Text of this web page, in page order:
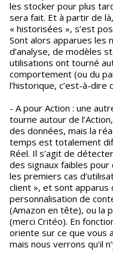
les stocker pour plus
sera fait. Et à partir de
« historisées », s’est
Sont alors apparues les
d’analyse, de modèles
utilisations ont tourné
comportement (ou du
l’historique, c’est-à-
- A pour Action : une
tourne autour de
des données, mais la
temps est totalement
Réel. Il s’agit de
des signaux faibles pour
les premiers cas
client », et sont apparus
personnalisation de
(Amazon en tête), ou la
(merci Critéo). En
oriente sur ce que vous
mais nous verrons qu’il